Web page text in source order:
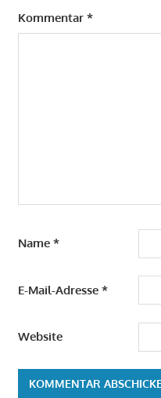
Kommentar *
Name *
E-Mail-Adresse *
Website